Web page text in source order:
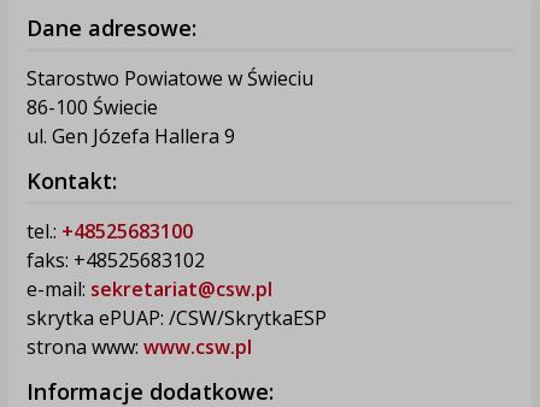
Dane adresowe:
Starostwo Powiatowe w Świeciu
86-100 Świecie
ul. Gen Józefa Hallera 9
Kontakt:
tel.: +48525683100
faks: +48525683102
e-mail: sekretariat@csw.pl
skrytka ePUAP: /CSW/SkrytkaESP
strona www: www.csw.pl
Informacje dodatkowe: